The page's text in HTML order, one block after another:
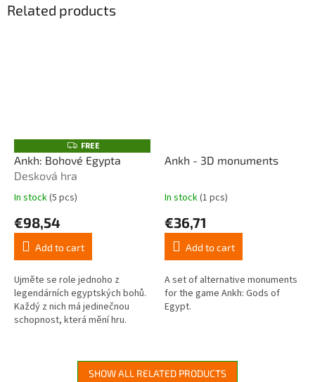
Related products
F
R
E
E
FREE
Ankh: Bohové Egypta
Desková hra
The
product
rating
out
of
5
stars.
In stock(5 pcs)
€98,54
Add to cart
Ujměte se role jednoho z
legendárních egyptských bohů.
Každý z nich má jedinečnou
schopnost, která mění hru.
Ankh - 3D monuments
The
product
rating
out
of
5
In stock(1 pcs)
€36,71
Add to cart
A set of alternative monuments
for the game Ankh: Gods of
Egypt.
SHOW ALL RELATED PRODUCTS